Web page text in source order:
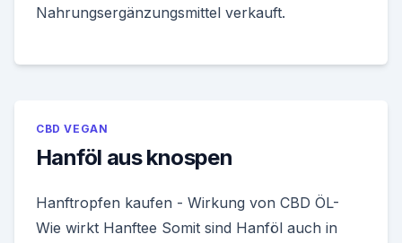
Nahrungsergänzungsmittel verkauft.
CBD VEGAN
Hanföl aus knospen
Hanftropfen kaufen - Wirkung von CBD ÖL-
Wie wirkt Hanftee Somit sind Hanföl auch in